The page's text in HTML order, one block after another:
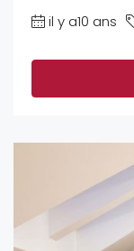
il y a10 ans